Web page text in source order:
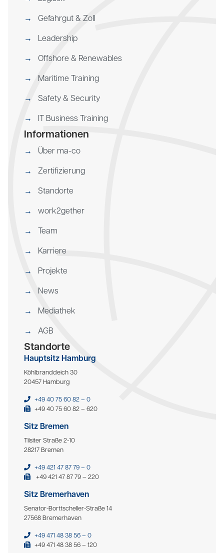
Gefahrgut & Zoll
Leadership
Offshore & Renewables
Maritime Training
Safety & Security
IT Business Training
Informationen
Über ma-co
Zertifizierung
Standorte
work2gether
Team
Karriere
Projekte
News
Mediathek
AGB
Standorte
Hauptsitz Hamburg
Köhlbranddeich 30
20457 Hamburg
+49 40 75 60 82 – 0
+49 40 75 60 82 – 620
Sitz Bremen
Tilsiter Straße 2-10
28217 Bremen
+49 421 47 87 79 – 0
+49 421 47 87 79 – 220
Sitz Bremerhaven
Senator-Borttscheller-Straße 14
27568 Bremerhaven
+49 471 48 38 56 – 0
+49 471 48 38 56 – 120